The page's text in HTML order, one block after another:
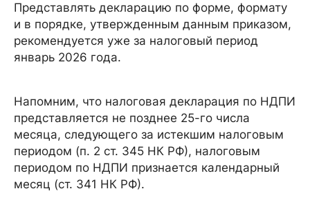
Представлять декларацию по форме, формату
и в порядке, утвержденным данным приказом,
рекомендуется уже за налоговый период
январь 2026 года.
Напомним, что налоговая декларация по НДПИ
представляется не позднее 25-го числа
месяца, следующего за истекшим налоговым
периодом (п. 2 ст. 345 НК РФ), налоговым
периодом по НДПИ признается календарный
месяц (ст. 341 НК РФ).